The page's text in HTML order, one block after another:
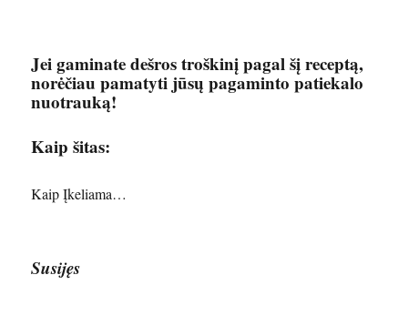
Jei gaminate dešros troškinį pagal šį receptą,
norėčiau pamatyti jūsų pagaminto patiekalo
nuotrauką!
Kaip šitas:
Kaip Įkeliama…
Susijęs